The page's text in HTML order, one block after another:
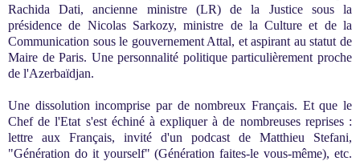
Rachida Dati, ancienne ministre (LR) de la Justice sous la
présidence de Nicolas Sarkozy, ministre de la Culture et de la
Communication sous le gouvernement Attal, et aspirant au statut de
Maire de Paris. Une personnalité politique particulièrement proche
de l'Azerbaïdjan.
Une dissolution incomprise par de nombreux Français. Et que le
Chef de l'Etat s'est échiné à expliquer à de nombreuses reprises :
lettre aux Français, invité d'un podcast de Matthieu Stefani,
"Génération do it yourself" (Génération faites-le vous-même), etc.